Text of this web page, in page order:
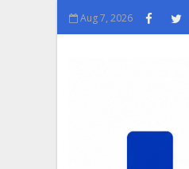
Aug 7, 2026